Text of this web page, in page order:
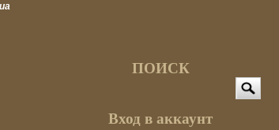
ПОИСК
Поиск
Вход в аккаунт